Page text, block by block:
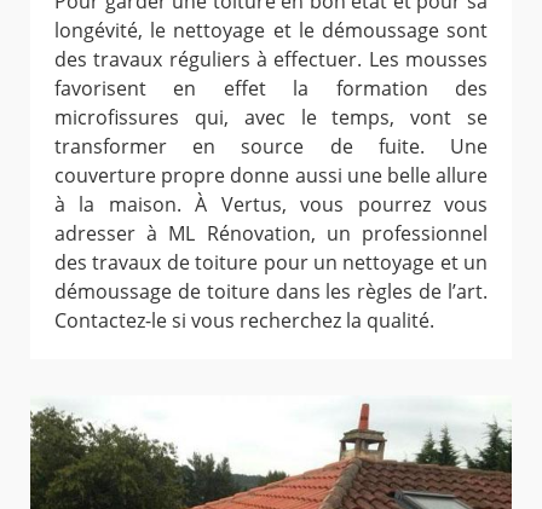
longévité, le nettoyage et le démoussage sont
des travaux réguliers à effectuer. Les mousses
favorisent en effet la formation des
microfissures qui, avec le temps, vont se
transformer en source de fuite. Une
couverture propre donne aussi une belle allure
à la maison. À Vertus, vous pourrez vous
adresser à ML Rénovation, un professionnel
des travaux de toiture pour un nettoyage et un
démoussage de toiture dans les règles de l’art.
Contactez-le si vous recherchez la qualité.